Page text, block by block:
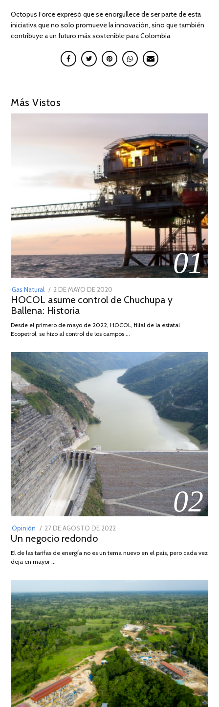
Octopus Force expresó que se enorgullece de ser parte de esta
iniciativa que no solo promueve la innovación, sino que también
contribuye a un futuro más sostenible para Colombia.
Más Vistos
01
Gas Natural
POSTED
ON
2 DE MAYO DE 2020
DE
2026
HOCOL asume control de Chuchupa y
Ballena: Historia
Desde el primero de mayo de 2022, HOCOL, filial de la estatal
Ecopetrol, se hizo al control de los campos …
02
Opinión
POSTED
ON
27 DE AGOSTO DE 2022
DE
Un negocio redondo
El de las tarifas de energía no es un tema nuevo en el país, pero cada vez
deja en mayor …